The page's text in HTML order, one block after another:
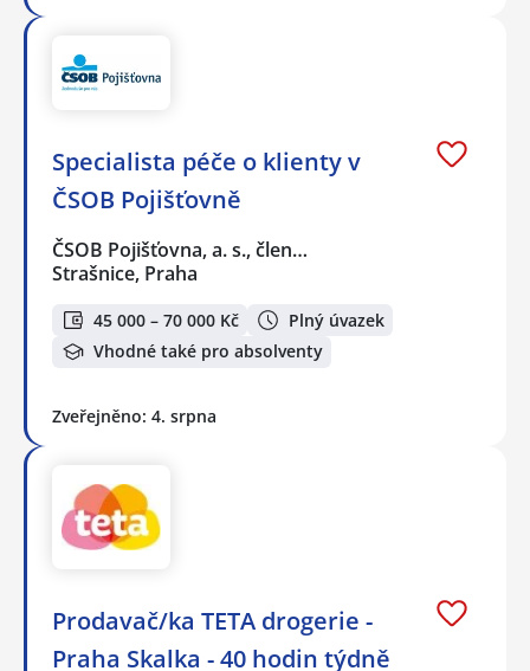
Specialista péče o klienty v
ČSOB Pojišťovně
ČSOB Pojišťovna, a. s., člen…
Strašnice, Praha
45 000 – 70 000 Kč
Plný úvazek
Vhodné také pro absolventy
Zveřejněno: 4. srpna
Prodavač/ka TETA drogerie -
Praha Skalka - 40 hodin týdně